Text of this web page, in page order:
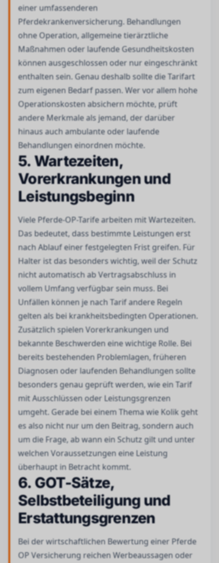
einer umfassenderen
Pferdekrankenversicherung. Behandlungen
ohne Operation, allgemeine tierärztliche
Maßnahmen oder laufende Gesundheitskosten
können ausgeschlossen oder nur eingeschränkt
enthalten sein. Genau deshalb sollte die Tarifart
zum eigenen Bedarf passen. Wer vor allem hohe
Operationskosten absichern möchte, prüft
andere Merkmale als jemand, der darüber
hinaus auch ambulante oder laufende
Behandlungen einordnen möchte.
5. Wartezeiten,
Vorerkrankungen und
Leistungsbeginn
Viele Pferde-OP-Tarife arbeiten mit Wartezeiten.
Das bedeutet, dass bestimmte Leistungen erst
nach Ablauf einer festgelegten Frist greifen. Für
Halter ist das besonders wichtig, weil der Schutz
nicht automatisch ab Vertragsabschluss in
vollem Umfang verfügbar sein muss. Bei
Unfällen können je nach Tarif andere Regeln
gelten als bei krankheitsbedingten Operationen.
Zusätzlich spielen Vorerkrankungen und
bekannte Beschwerden eine wichtige Rolle. Bei
bereits bestehenden Problemlagen, früheren
Diagnosen oder laufenden Behandlungen sollte
besonders genau geprüft werden, wie ein Tarif
mit Ausschlüssen oder Leistungsgrenzen
umgeht. Gerade bei einem Thema wie Kolik geht
es also nicht nur um den Beitrag, sondern auch
um die Frage, ab wann ein Schutz gilt und unter
welchen Voraussetzungen eine Leistung
überhaupt in Betracht kommt.
6. GOT-Sätze,
Selbstbeteiligung und
Erstattungsgrenzen
Bei der wirtschaftlichen Bewertung einer Pferde
OP Versicherung reichen Werbeaussagen oder